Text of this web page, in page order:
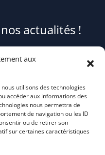
aux
utilisons des technologies
accéder aux informations des
nous permettra de
de navigation ou les ID
ou de retirer son
sur certaines caractéristiques
actualités !
et réduire vos déchets,